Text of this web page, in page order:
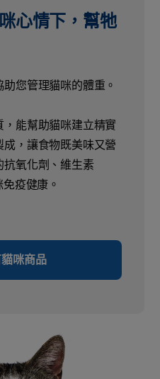
心情下，幫牠
您管理貓咪的體重。
能幫助貓咪建立精實
，讓食物既美味又營
抗氧化劑、維生素
疫健康。
咪商品